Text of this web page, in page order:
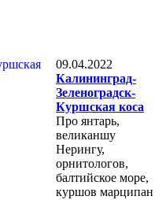
09.04.2022
Калининград-
Зеленоградск-
Куршская коса
Про янтарь,
великаншу
Нерингу,
орнитологов,
балтийское море,
куршов марципан